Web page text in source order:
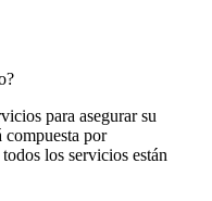
para asegurar su
compuesta por
los servicios están